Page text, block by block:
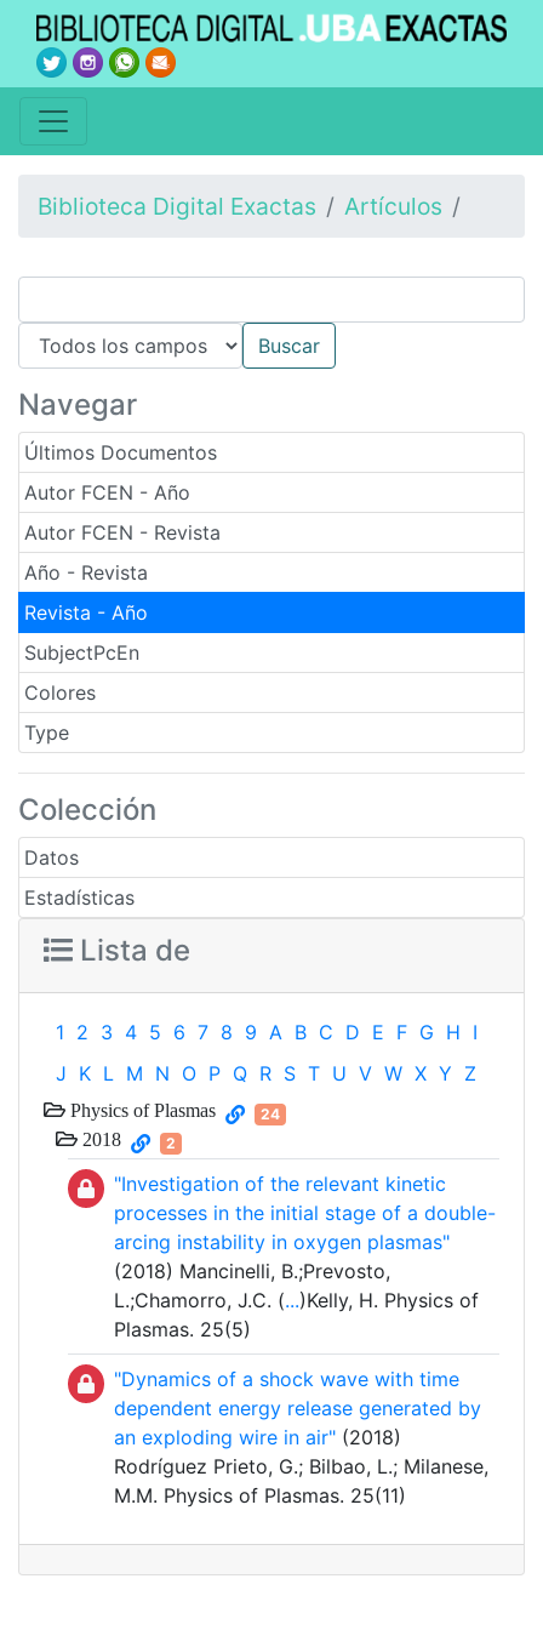
Biblioteca Digital Exactas Artículos
Navegar
Últimos Documentos
Autor FCEN - Año
Autor FCEN - Revista
Año - Revista
Revista - Año
SubjectPcEn
Colores
Type
Colección
Datos
Estadísticas
Lista de
1 2 3 4 5 6 7 8 9 A B C D E F G H I
J K L M N O P Q R S T U V W X Y Z
Physics of Plasmas 24
2018 2
"Investigation of the relevant kinetic
processes in the initial stage of a double-
arcing instability in oxygen plasmas"
(2018) Mancinelli, B.;Prevosto,
L.;Chamorro, J.C. (...)Kelly, H. Physics of
Plasmas. 25(5)
"Dynamics of a shock wave with time
dependent energy release generated by
an exploding wire in air" (2018)
Rodríguez Prieto, G.; Bilbao, L.; Milanese,
M.M. Physics of Plasmas. 25(11)